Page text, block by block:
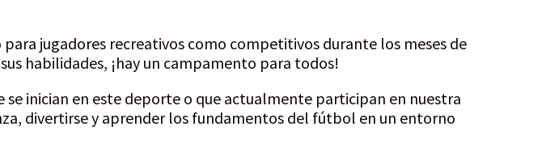
jugadores recreativos como competitivos durante los meses de
habilidades, ¡hay un campamento para todos!
se inician en este deporte o que actualmente participan en nuestra
divertirse y aprender los fundamentos del fútbol en un entorno